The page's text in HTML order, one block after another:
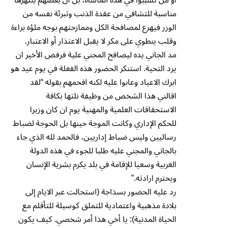
مناسبة للتشافي من عقدة الذنب وتبرئة نفسه من
الوزر فيهرع لمصافحة الكل وممازحتهم بوجه ملؤه براءة
وقلب ينطوي على مكر لا يقبل الاعتذار أو الاعتبار.
مد الجاني يده ليصافح المجني علية فرفض الأخير ان
يرد التحية. استنكر الحضور هذه الفعلة في يوم عيد هو
ابرك الاعياد وعابوا عليه لكنه افحمهم بقوله “لقد
اقالني هذا الشخص من وظيفة نلتها بكافة
الاستحقاقات العلمية والمهنية يوم ان كان وزيرا
للحكم الإداري وكانت الموجة حينها بل الحوجة لضباط
رساليين وليس ضباط إداريين، فالحمد لله الذي جاء
بالجاني والمجني عليه طلبا للجوء في هذه الدولة
الغربية وسعيا للإقامة في بلد يكرم بشرية الإنسان
ويحترم ارادته.”
رد عليه الحضور بسذاجة (استحالت عبر الايام إلى
بلادة مذهبية واعتمادية للتملق كوسيلة للتأقلم مع
الحياة المدنية): يا أخي هذا أمر شخصي. كيف يكون